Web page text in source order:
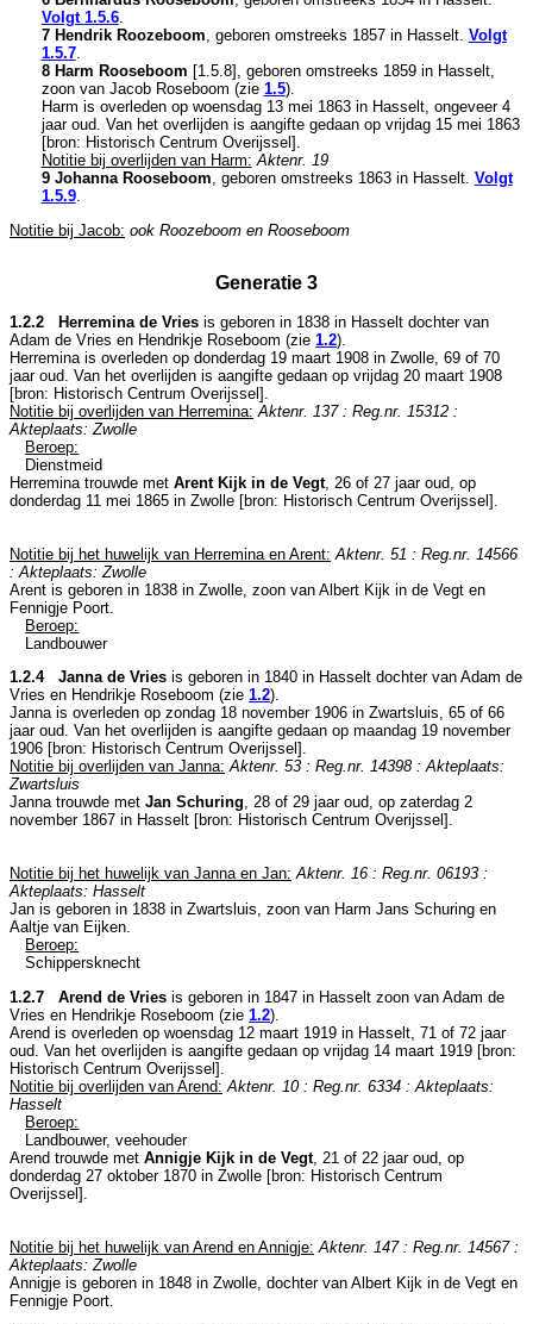
Volgt 1.5.6.
7 Hendrik Roozeboom, geboren omstreeks 1857 in Hasselt. Volgt
1.5.7.
8 Harm Rooseboom [1.5.8], geboren omstreeks 1859 in Hasselt,
zoon van Jacob Roseboom (zie 1.5).
Harm is overleden op woensdag 13 mei 1863 in Hasselt, ongeveer 4
jaar oud. Van het overlijden is aangifte gedaan op vrijdag 15 mei 1863
[bron: Historisch Centrum Overijssel ].
Notitie bij overlijden van Harm: Aktenr. 19
9 Johanna Rooseboom, geboren omstreeks 1863 in Hasselt. Volgt
1.5.9.
Notitie bij Jacob: ook Roozeboom en Rooseboom
Generatie 3
1.2.2 Herremina de Vries is geboren in 1838 in Hasselt dochter van
Adam de Vries en Hendrikje Roseboom (zie 1.2).
Herremina is overleden op donderdag 19 maart 1908 in Zwolle, 69 of 70
jaar oud. Van het overlijden is aangifte gedaan op vrijdag 20 maart 1908
[bron: Historisch Centrum Overijssel ].
Notitie bij overlijden van Herremina: Aktenr. 137 : Reg.nr. 15312 :
Akteplaats: Zwolle
Beroep:
Dienstmeid
Herremina trouwde met Arent Kijk in de Vegt, 26 of 27 jaar oud, op
donderdag 11 mei 1865 in Zwolle [bron: Historisch Centrum Overijssel ].
Notitie bij het huwelijk van Herremina en Arent: Aktenr. 51 : Reg.nr. 14566
: Akteplaats: Zwolle
Arent is geboren in 1838 in Zwolle, zoon van Albert Kijk in de Vegt en
Fennigje Poort.
Beroep:
Landbouwer
1.2.4 Janna de Vries is geboren in 1840 in Hasselt dochter van Adam de
Vries en Hendrikje Roseboom (zie 1.2).
Janna is overleden op zondag 18 november 1906 in Zwartsluis, 65 of 66
jaar oud. Van het overlijden is aangifte gedaan op maandag 19 november
1906 [bron: Historisch Centrum Overijssel ].
Notitie bij overlijden van Janna: Aktenr. 53 : Reg.nr. 14398 : Akteplaats:
Zwartsluis
Janna trouwde met Jan Schuring, 28 of 29 jaar oud, op zaterdag 2
november 1867 in Hasselt [bron: Historisch Centrum Overijssel ].
Notitie bij het huwelijk van Janna en Jan: Aktenr. 16 : Reg.nr. 06193 :
Akteplaats: Hasselt
Jan is geboren in 1838 in Zwartsluis, zoon van Harm Jans Schuring en
Aaltje van Eijken.
Beroep:
Schippersknecht
1.2.7 Arend de Vries is geboren in 1847 in Hasselt zoon van Adam de
Vries en Hendrikje Roseboom (zie 1.2).
Arend is overleden op woensdag 12 maart 1919 in Hasselt , 71 of 72 jaar
oud. Van het overlijden is aangifte gedaan op vrijdag 14 maart 1919 [bron:
Historisch Centrum Overijssel].
Notitie bij overlijden van Arend: Aktenr. 10 : Reg.nr. 6334 : Akteplaats:
Hasselt
Beroep:
Landbouwer, veehouder
Arend trouwde met Annigje Kijk in de Vegt, 21 of 22 jaar oud, op
donderdag 27 oktober 1870 in Zwolle [bron: Historisch Centrum
Overijssel].
Notitie bij het huwelijk van Arend en Annigje: Aktenr. 147 : Reg.nr. 14567 :
Akteplaats: Zwolle
Annigje is geboren in 1848 in Zwolle , dochter van Albert Kijk in de Vegt en
Fennigje Poort.